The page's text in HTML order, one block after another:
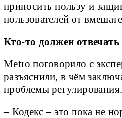
приносить пользу и
пользователей от
Кто-то должен отвечать
Metro поговорило с
разъяснили, в чём
проблемы регулирования.
– Кодекс – это пока не